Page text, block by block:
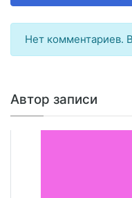
Нет комментариев.
Автор записи